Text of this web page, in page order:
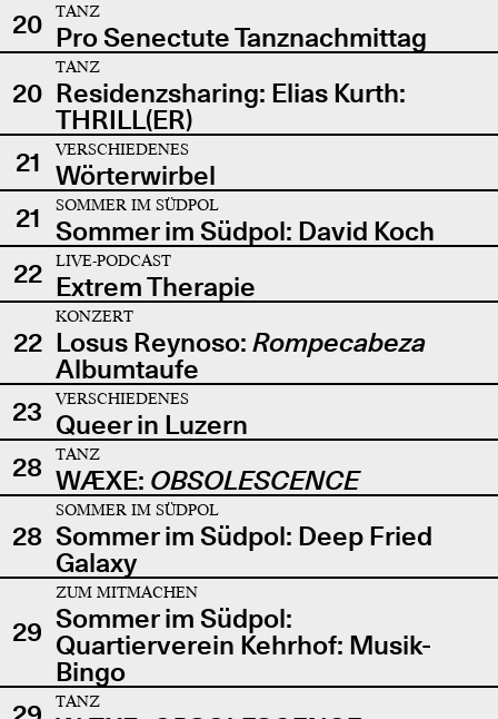
20
TANZ
Pro Senectute Tanznachmittag
20
TANZ
Residenzsharing: Elias Kurth:
THRILL(ER)
21
VERSCHIEDENES
Wörterwirbel
21
SOMMER IM SÜDPOL
Sommer im Südpol: David Koch
22
LIVE-PODCAST
Extrem Therapie
22
KONZERT
Losus Reynoso: Rompecabeza
Albumtaufe
23
VERSCHIEDENES
Queer in Luzern
28
TANZ
WÆXE: OBSOLESCENCE
28
SOMMER IM SÜDPOL
Sommer im Südpol: Deep Fried
Galaxy
29
ZUM MITMACHEN
Sommer im Südpol:
Quartierverein Kehrhof: Musik-
Bingo
TANZ